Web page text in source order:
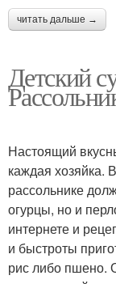
читать дальше →
Детский
Настоящий
каждая хозяйка.
рассольнике
огурцы, но и
интернете и
и быстроты
рис либо пшено.